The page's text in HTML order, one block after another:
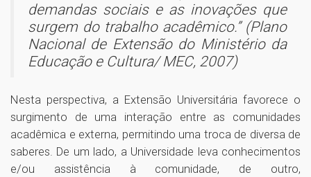
demandas sociais e as inovações que
surgem do trabalho acadêmico.” (Plano
Nacional de Extensão do Ministério da
Educação e Cultura/ MEC, 2007)
Nesta perspectiva, a Extensão Universitária favorece o
surgimento de uma interação entre as comunidades
acadêmica e externa, permitindo uma troca de diversa de
saberes. De um lado, a Universidade leva conhecimentos
e/ou assistência à comunidade, de outro,